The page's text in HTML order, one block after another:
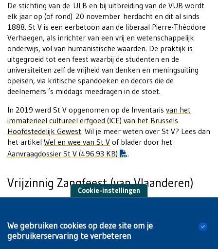
De stichting van de ULB en bij uitbreiding van de VUB wordt
elk jaar op (of rond) 20 november herdacht en dit al sinds
1888. St V is een eerbetoon aan de liberaal Pierre-Théodore
Verhaegen, als inrichter van een vrij en wetenschappelijk
onderwijs, vol van humanistische waarden. De praktijk is
uitgegroeid tot een feest waarbij de studenten en de
universiteiten zelf de vrijheid van denken en meningsuiting
opeisen, via kritische spandoeken en decors die de
deelnemers ’s middags meedragen in de stoet.
In 2019 werd St V opgenomen op de Inventaris van het
immaterieel cultureel erfgoed (ICE) van het Brussels
Hoofdstedelijk Gewest. Wil je meer weten over St V? Lees dan
het artikel Wel en wee van St V of blader door het
Aanvraagdossier St V (496.93 KB) .
Vrijzinnig Zangfeest (van Vlaanderen)
getuigenissen en anekdotes over het Vrijzinnig Zangfeest. Dit
resulteerde in de publicatieSchoon uit de toon! Het Vrijzinnig
Cookie-instellingen
We gebruiken cookies op deze site om je
gebruikerservaring te verbeteren